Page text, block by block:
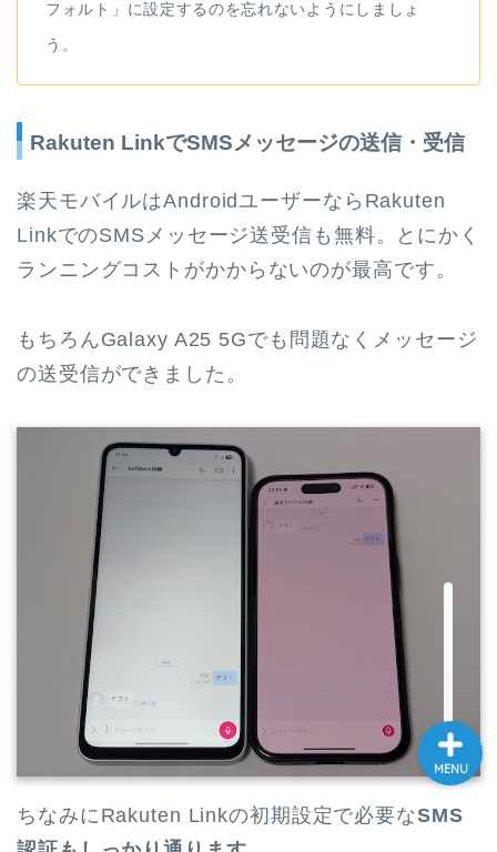
フォルト」に設定するのを忘れないようにしましょ
う。
Rakuten LinkでSMSメッセージの送信・受信
楽天モバイルはAndroidユーザーならRakuten
LinkでのSMSメッセージ送受信も無料。とにかく
ランニングコストがかからないのが最高です。
もちろんGalaxy A25 5Gでも問題なくメッセージ
の送受信ができました。
ちなみにRakuten Linkの初期設定で必要なSMS
MENU
ホーム
スマートフォン
ワイヤレスイヤホン
スマートウォッチ